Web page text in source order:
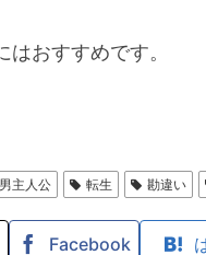
おすすめです。
男主人公 転生 勘違い
Facebook